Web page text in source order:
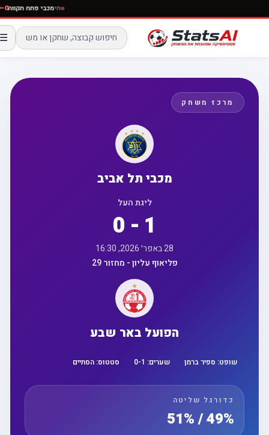
חימכבי פתח
☰
מרכז משחק
מכבי תל אביב
ליגת העל
0 - 1
28 באפר׳ 2026, 16:30
פליאוף עליון - מחזור 29
הפועל באר שבע
שופט:ספיר ברמן שערים: 0 -1 סטטוס:הסתיים
כדורגל שליטה
49% / 51%